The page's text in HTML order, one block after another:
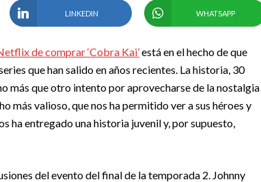
LINKEDIN WHATSAPP
de comprar ‘Cobra Kai’está en el hecho de que
que han salido en años recientes. La historia, 30
más que otro intento por aprovecharse de la nostalgia
más valioso, que nos ha permitido ver a sus héroes y
ha entregado una historia juvenil y, por supuesto,
del evento del final de la temporada 2. Johnny